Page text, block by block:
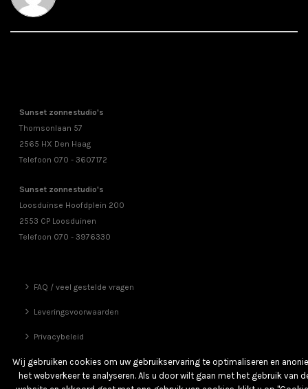
Sunset zonnestudio's
Thomsonlaan 57
2565 HX Den Haag
Telefoon 070 - 3607172
Sunset zonnestudio's
Loosduinse Hoofdplein 200
2553 CP Loosduinen
Telefoon 070 - 3976330
FAQ / veel gestelde vragen
Leveringsvoorwaarden
Privacybeleid
Vrienden
Wij gebruiken cookies om uw gebruikservaring te optimaliseren en
het webverkeer te analyseren. Als u door wilt gaan met het gebruik van